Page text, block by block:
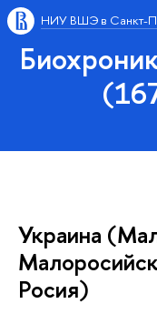
НИУ ВШЭ в Санкт-
Украина
Росия)